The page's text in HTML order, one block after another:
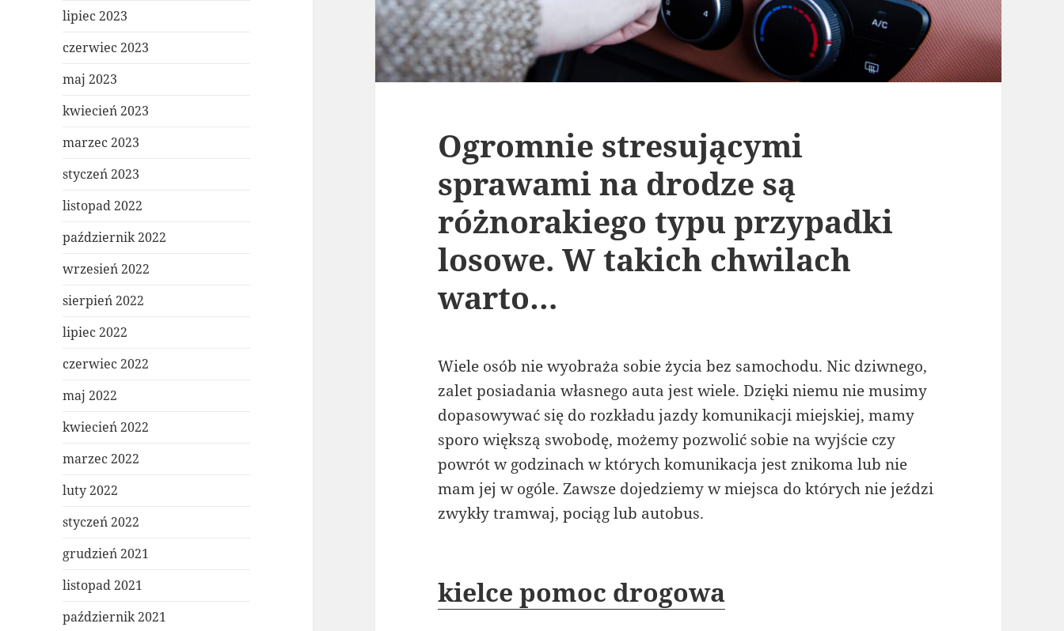
lipiec 2023
czerwiec 2023
maj 2023
kwiecień 2023
marzec 2023
styczeń 2023
listopad 2022
październik 2022
wrzesień 2022
sierpień 2022
lipiec 2022
czerwiec 2022
maj 2022
kwiecień 2022
marzec 2022
luty 2022
styczeń 2022
grudzień 2021
listopad 2021
październik 2021
Ogromnie stresującymi
sprawami na drodze są
różnorakiego typu przypadki
losowe. W takich chwilach
warto…
Wiele osób nie wyobraża sobie życia bez samochodu. Nic dziwnego,
zalet posiadania własnego auta jest wiele. Dzięki niemu nie musimy
dopasowywać się do rozkładu jazdy komunikacji miejskiej, mamy
sporo większą swobodę, możemy pozwolić sobie na wyjście czy
powrót w godzinach w których komunikacja jest znikoma lub nie
mam jej w ogóle. Zawsze dojedziemy w miejsca do których nie jeździ
zwykły tramwaj, pociąg lub autobus.
kielce pomoc drogowa